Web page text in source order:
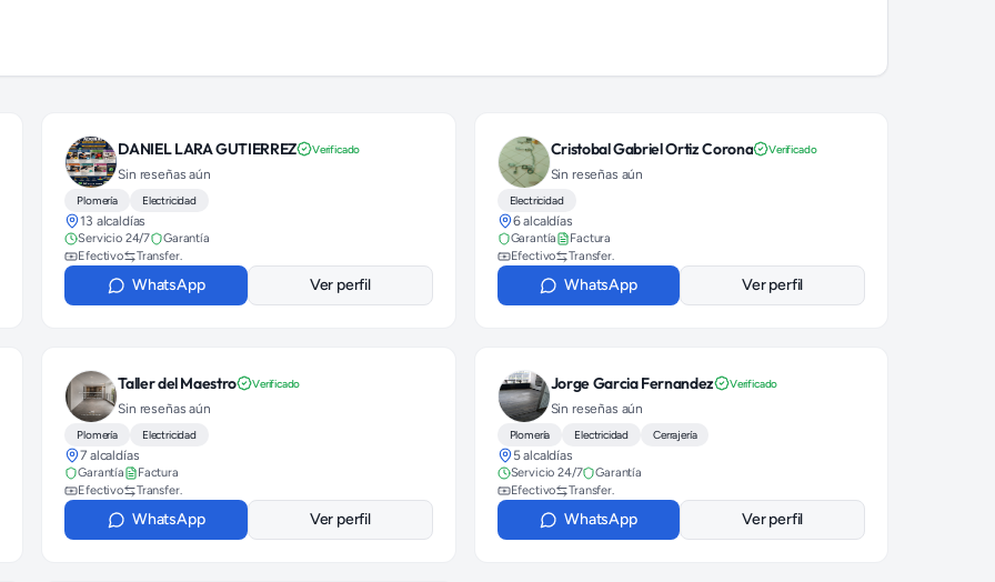
DANIEL LARA GUTIERREZ Verificado
Sin reseñas aún
Plomería Electricidad
13 alcaldías
Servicio 24/7
Garantía
Efectivo
Transfer.
WhatsApp Ver perfil
Cristobal Gabriel Ortiz Corona Verificado
Sin reseñas aún
Electricidad
6 alcaldías
Garantía
Factura
Efectivo
Transfer.
WhatsApp Ver perfil
Taller del Maestro Verificado
Sin reseñas aún
Plomería Electricidad
7 alcaldías
Garantía
Factura
Efectivo
Transfer.
WhatsApp Ver perfil
Jorge Garcia Fernandez Verificado
Sin reseñas aún
Plomería Electricidad Cerrajería
5 alcaldías
Servicio 24/7
Garantía
Efectivo
Transfer.
WhatsApp Ver perfil